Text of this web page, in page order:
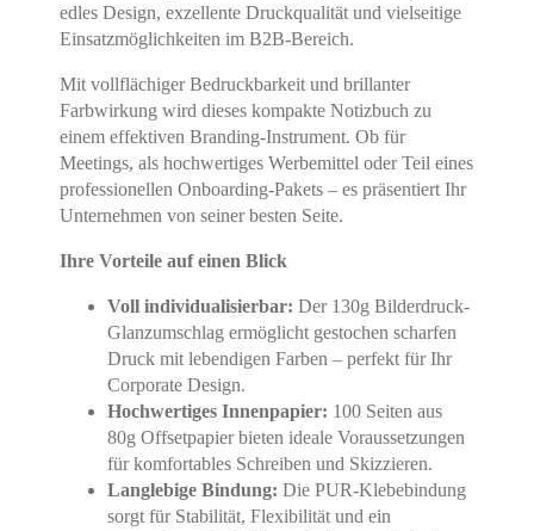
edles Design, exzellente Druckqualität und vielseitige
Einsatzmöglichkeiten im B2B-Bereich.
Mit vollflächiger Bedruckbarkeit und brillanter
Farbwirkung wird dieses kompakte Notizbuch zu
einem effektiven Branding-Instrument. Ob für
Meetings, als hochwertiges Werbemittel oder Teil eines
professionellen Onboarding-Pakets – es präsentiert Ihr
Unternehmen von seiner besten Seite.
Ihre Vorteile auf einen Blick
Voll individualisierbar: Der 130g Bilderdruck-
Glanzumschlag ermöglicht gestochen scharfen
Druck mit lebendigen Farben – perfekt für Ihr
Corporate Design.
Hochwertiges Innenpapier: 100 Seiten aus
80g Offsetpapier bieten ideale Voraussetzungen
für komfortables Schreiben und Skizzieren.
Langlebige Bindung: Die PUR-Klebebindung
sorgt für Stabilität, Flexibilität und ein